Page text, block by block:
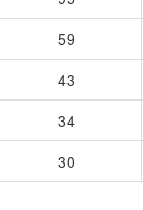
59
43
34
30